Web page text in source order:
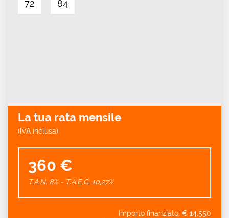
72 84
La tua rata mensile
(IVA inclusa)
360 €
T.A.N. 8% - T.A.E.G. 10,27%
Importo finanziato: € 14.550